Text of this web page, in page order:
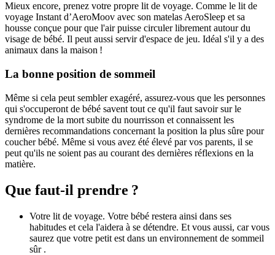
Mieux encore, prenez votre propre lit de voyage. Comme le lit de
voyage Instant d’AeroMoov avec son matelas AeroSleep et sa
housse conçue pour que l'air puisse circuler librement autour du
visage de bébé. Il peut aussi servir d'espace de jeu. Idéal s'il y a des
animaux dans la maison !
La bonne position de sommeil
Même si cela peut sembler exagéré, assurez-vous que les personnes
qui s'occuperont de bébé savent tout ce qu'il faut savoir sur le
syndrome de la mort subite du nourrisson et connaissent les
dernières recommandations concernant la position la plus sûre pour
coucher bébé. Même si vous avez été élevé par vos parents, il se
peut qu'ils ne soient pas au courant des dernières réflexions en la
matière.
Que faut-il prendre ?
Votre lit de voyage. Votre bébé restera ainsi dans ses
habitudes et cela l'aidera à se détendre. Et vous aussi, car vous
saurez que votre petit est dans un environnement de sommeil
sûr .